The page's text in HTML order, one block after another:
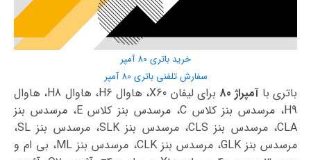
خرید باتری 80 آمپر
سفارش تلفنی باتری 80 آمپر
باتری با آمپراژ 80
برای لیفان X60، هاوال H6، هاوال H8، هاوال
H9، مرسدس بنز کلاس C، مرسدس بنز کلاس E، مرسدس بنز
CLA، مرسدس بنز CLS، مرسدس بنز SLK، مرسدس بنز SL،
مرسدس بنز GLK، مرسدس بنز CLK، مرسدس بنز ML، بی ام و